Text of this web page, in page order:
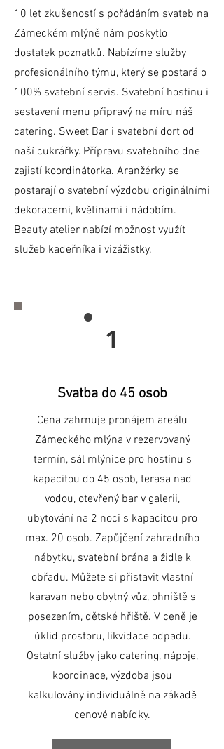
10 let zkušeností s pořádáním svateb na
Zámeckém mlýně nám poskytlo
dostatek poznatků. Nabízíme služby
profesionálního týmu, který se postará o
100% svatební servis. Svatební hostinu i
sestavení menu připravý na míru náš
catering. Sweet Bar i svatební dort od
naší cukrářky. Přípravu svatebního dne
zajistí koordinátorka. Aranžérky se
postarají o svatební výzdobu originálními
dekoracemi, květinami i nádobím.
Beauty atelier nabízí možnost využít
služeb kadeřníka i vizážistky.
1
Svatba do 45 osob
Cena zahrnuje pronájem areálu
Zámeckého mlýna v rezervovaný
termín, sál mlýnice pro hostinu s
kapacitou do 45 osob, terasa nad
vodou, otevřený bar v galerii,
ubytování na 2 noci s kapacitou pro
max. 20 osob. Zapůjčení zahradního
nábytku, svatební brána a židle k
obřadu. Můžete si přistavit vlastní
karavan nebo obytný vůz, ohniště s
posezením, dětské hřiště. V ceně je
úklid prostoru, likvidace odpadu.
Ostatní služby jako catering, nápoje,
koordinace, výzdoba jsou
kalkulovány individuálně na zákadě
cenové nabídky.